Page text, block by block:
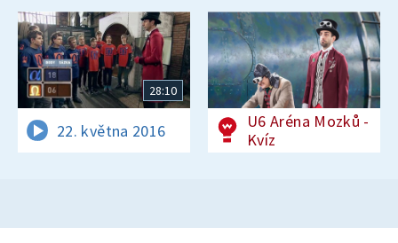
28:10
22. května 2016
U6 Aréna Mozků -
Kvíz